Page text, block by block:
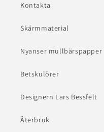
Kontakta
Skärmmaterial
Nyanser mullbärspapper
Betskulörer
Designern Lars Bessfelt
Återbruk